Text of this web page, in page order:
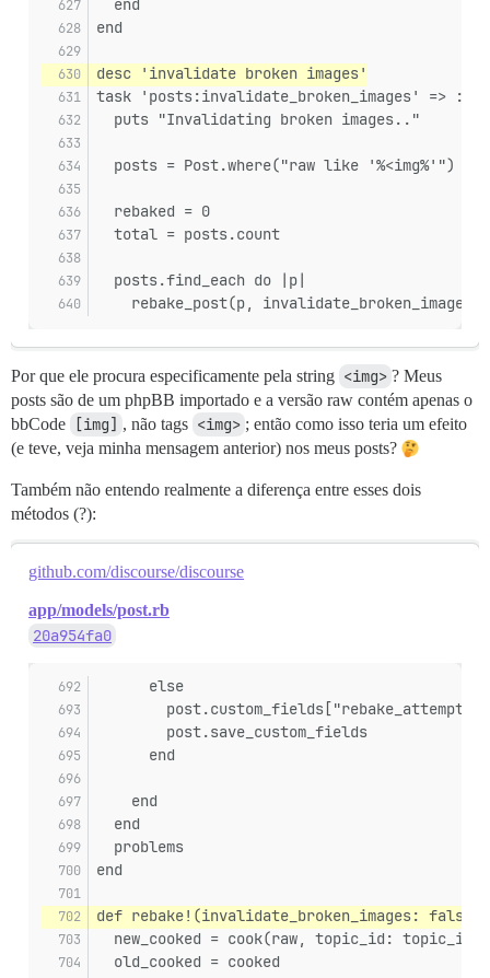
  end
end
desc 'invalidate broken images'
task 'posts:invalidate_broken_images' =>
  puts "Invalidating broken images.."
  posts = Post.where("raw like '%<img%'")
  rebaked = 0
  total = posts.count
  posts.find_each do |p|
rebake_post(p, invalidate_broken_images:
Por que ele procura especificamente pela string <img> ? Meus
posts são de um phpBB importado e a versão raw contém apenas o
bbCode
[img] , não tags <img> ; então como isso teria um efeito
(e teve, veja minha mensagem anterior) nos meus posts?
Também não entendo realmente a diferença entre esses dois
métodos (?):
github.com/discourse/discourse
app/models/post.rb
20a954fa0
      else
        post.save_custom_fields
      end
    end
  end
  problems
end
def rebake!(invalidate_broken_images:
new_cooked = cook(raw, topic_id:
  old_cooked = cooked